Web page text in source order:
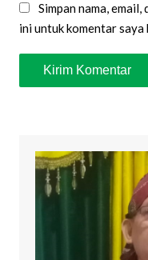
Simpan nama,
ini untuk komentar